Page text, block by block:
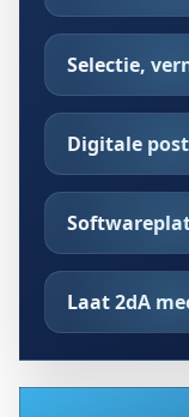
Selectie,
Digitale
Laat 2dA